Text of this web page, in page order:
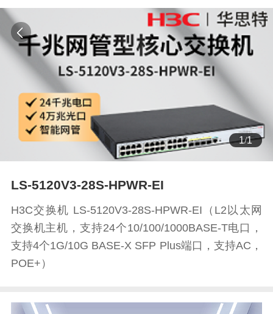
1/1
LS-5120V3-28S-HPWR-EI
H3C交换机 LS-5120V3-28S-HPWR-EI（L2以太网
交换机主机，支持24个10/100/1000BASE-T电口，
支持4个1G/10G BASE-X SFP Plus端口，支持AC，
POE+）